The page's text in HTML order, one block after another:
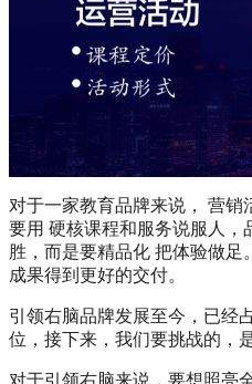
对于一家教育品牌来说， 营销
要用 硬核课程和服务说服人，
胜，而是要精品化 把体验做足
成果得到更好的交付。
引领右脑品牌发展至今，已经
位，接下来，我们要挑战的，
对于引领右脑来说，要想照亮